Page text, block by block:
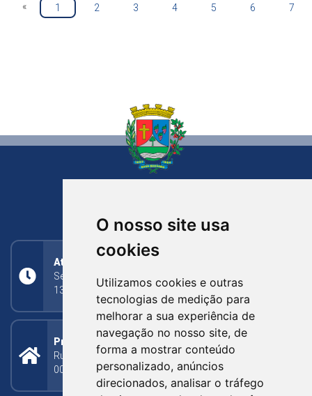
O nosso site usa
cookies
Utilizamos cookies e outras
tecnologias de medição para
melhorar a sua experiência de
navegação no nosso site, de
forma a mostrar conteúdo
personalizado, anúncios
direcionados, analisar o tráfego
« 1 2 3 4 5 6 7
Atendimento
Segunda a Sexta: 8h às 11h30min (manhã);
13h30min às 17h (tarde)
Prefeitura Municipal
Rua Silva Jardim, 505 - Bairro Centro - CEP: 95340-
000